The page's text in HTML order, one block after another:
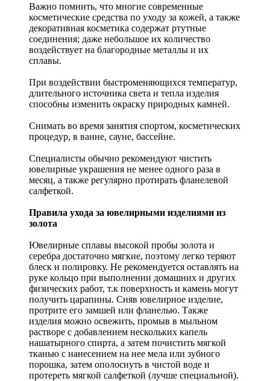
Важно помнить, что многие современные
косметические средства по уходу за кожей, а также
декоративная косметика содержат ртутные
соединения; даже небольшое их количество
воздействует на благородные металлы и их
сплавы.
При воздействии быстроменяющихся температур,
длительного источника света и тепла изделия
способны изменить окраску природных камней.
Снимать во время занятия спортом, косметических
процедур, в ванне, сауне, бассейне.
Специалисты обычно рекомендуют чистить
ювелирные украшения не менее одного раза в
месяц, а также регулярно протирать фланелевой
салфеткой.
Правила ухода за ювелирными изделиями из
золота
Ювелирные сплавы высокой пробы золота и
серебра достаточно мягкие, поэтому легко теряют
блеск и полировку. Не рекомендуется оставлять на
руке кольцо при выполнении домашних и других
физических работ, т.к поверхность и камень могут
получить царапины. Сняв ювелирное изделие,
протрите его замшей или фланелью. Также
изделия можно освежить, промыв в мыльном
растворе с добавлением нескольких капель
нашатырного спирта, а затем почистить мягкой
тканью с нанесением на нее мела или зубного
порошка, затем ополоснуть в чистой воде и
протереть мягкой салфеткой (лучше специальной).